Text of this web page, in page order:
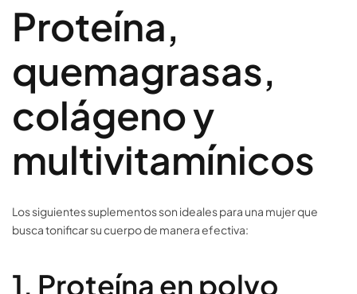
Proteína,
quemagrasas,
colágeno y
multivitamínicos
Los siguientes suplementos son ideales para una mujer que
busca tonificar su cuerpo de manera efectiva:
1. Proteína en polvo